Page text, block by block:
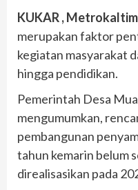
KUKAR ,
merupakan faktor
kegiatan masyarakat
hingga pendidikan.
Pemerintah Desa
mengumumkan,
pembangunan
tahun kemarin belum
direalisasikan pada